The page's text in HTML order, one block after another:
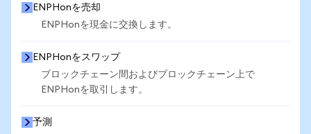
ENPHonを売却
ENPHonを現金に交換します。
ENPHonをスワップ
ブロックチェーン間およびブロックチェーン上で
ENPHonを取引します。
予測